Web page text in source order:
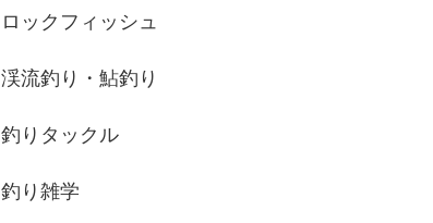
ロックフィッシュ
渓流釣り・鮎釣り
釣りタックル
釣り雑学